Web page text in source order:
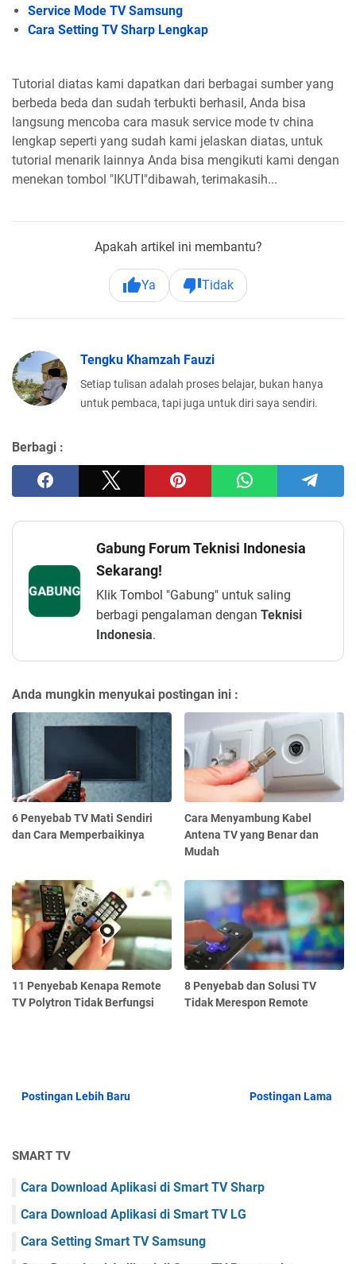
Service Mode TV Samsung
Cara Setting TV Sharp Lengkap
Tutorial diatas kami dapatkan dari berbagai sumber yang
berbeda beda dan sudah terbukti berhasil, Anda bisa
langsung mencoba cara masuk service mode tv china
lengkap seperti yang sudah kami jelaskan diatas, untuk
tutorial menarik lainnya Anda bisa mengikuti kami dengan
menekan tombol "IKUTI"dibawah, terimakasih...
Apakah artikel ini membantu?
Ya Tidak
Tengku Khamzah Fauzi
Setiap tulisan adalah proses belajar, bukan hanya
untuk pembaca, tapi juga untuk diri saya sendiri.
Berbagi :
GABUNG
Gabung Forum Teknisi Indonesia
Sekarang!
Klik Tombol "Gabung" untuk saling
berbagi pengalaman dengan Teknisi
Indonesia.
Anda mungkin menyukai postingan ini :
6 Penyebab TV Mati Sendiri
dan Cara Memperbaikinya
Cara Menyambung Kabel
Antena TV yang Benar dan
Mudah
11 Penyebab Kenapa Remote
TV Polytron Tidak Berfungsi
8 Penyebab dan Solusi TV
Tidak Merespon Remote
Postingan Lebih Baru Postingan Lama
SMART TV
Cara Download Aplikasi di Smart TV Sharp
Cara Download Aplikasi di Smart TV LG
Cara Setting Smart TV Samsung